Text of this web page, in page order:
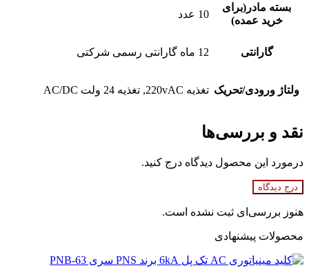
بسته مادر(برای
خرید عمده)
10 عدد
گارانتی 12 ماه گارانتی رسمی شرکتی
ولتاژ ورودی/تحریک تغذیه 220vAC, تغذیه 24 ولت AC/DC
نقد و بررسی‌ها
درمورد این محصول دیدگاه درج کنید.
درج دیدگاه
هنوز بررسی‌ای ثبت نشده است.
محصولات پیشنهادی